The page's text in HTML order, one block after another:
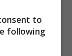
Come
nuova
due
to
following